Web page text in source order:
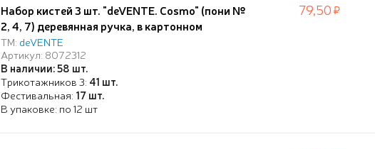
Набор кистей 3 шт. "deVENTE. Cosmo" (пони №
2, 4, 7) деревянная ручка, в картонном
блистере
ТМ: deVENTE
Артикул: 8072312
В наличии: 58 шт.
Трикотажников 3: 41 шт.
Фестивальная: 17 шт.
В упаковке: по 12 шт
79,50